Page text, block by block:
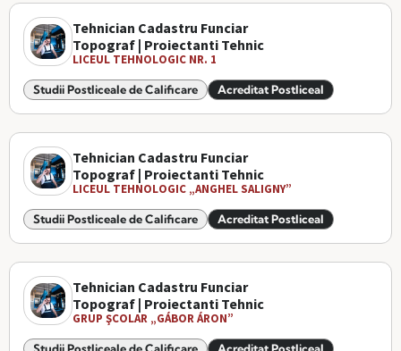
Tehnician Cadastru Funciar
Topograf | Proiectanti Tehnic
LICEUL TEHNOLOGIC NR. 1
Studii Postliceale de Calificare Acreditat Postliceal
Tehnician Cadastru Funciar
Topograf | Proiectanti Tehnic
LICEUL TEHNOLOGIC „ANGHEL SALIGNY”
Studii Postliceale de Calificare Acreditat Postliceal
Tehnician Cadastru Funciar
Topograf | Proiectanti Tehnic
GRUP ŞCOLAR „GÁBOR ÁRON”